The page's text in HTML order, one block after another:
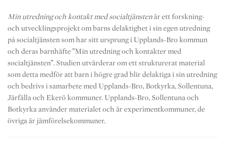
Min utredning och kontakt med socialtjänstenär ett forskning-
och utvecklingsprojekt om barns delaktighet i sin egen utredning
på socialtjänsten som har sitt ursprung i Upplands-Bro kommun
och deras barnhäfte ”Min utredning och kontakter med
socialtjänsten”. Studien utvärderar om ett strukturerat material
som detta medför att barn i högre grad blir delaktiga i sin utredning
och bedrivs i samarbete med Upplands-Bro, Botkyrka, Sollentuna,
Järfälla och Ekerö kommuner. Upplands-Bro, Sollentuna och
Botkyrka använder materialet och är experimentkommuner, de
övriga är jämförelsekommuner.